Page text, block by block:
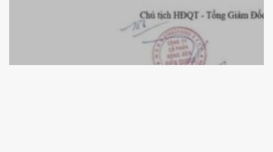
Chứng nhận nhà phân phối uỷ quyền các sản phẩm thiết
bị chiếu sáng LED Rạng Đông